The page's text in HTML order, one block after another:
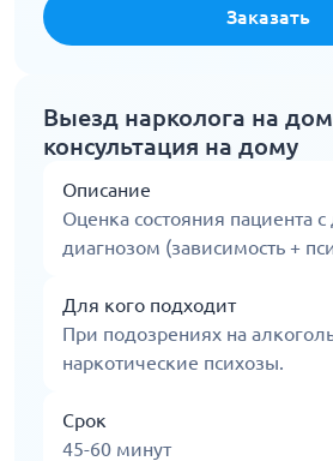
Заказать
Выезд нарколога на
консультация на дому
Описание
Оценка состояния пациента
диагнозом (зависимость +
Для кого подходит
При подозрениях на
наркотические психозы.
Срок
45-60 минут